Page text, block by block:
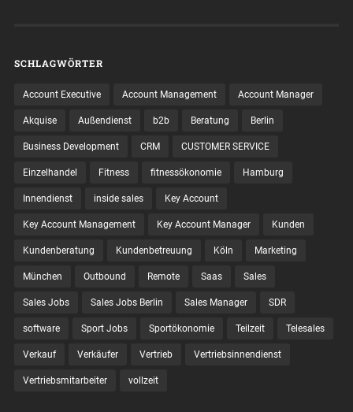
SCHLAGWÖRTER
Account Executive Account Management Account Manager
Akquise Außendienst b2b Beratung Berlin
Business Development CRM CUSTOMER SERVICE
Einzelhandel Fitness fitnessökonomie Hamburg
Innendienst inside sales Key Account
Key Account Management Key Account Manager Kunden
Kundenberatung Kundenbetreuung Köln Marketing
München Outbound Remote Saas Sales
Sales Jobs Sales Jobs Berlin Sales Manager SDR
software Sport Jobs Sportökonomie Teilzeit Telesales
Verkauf Verkäufer Vertrieb Vertriebsinnendienst
Vertriebsmitarbeiter vollzeit